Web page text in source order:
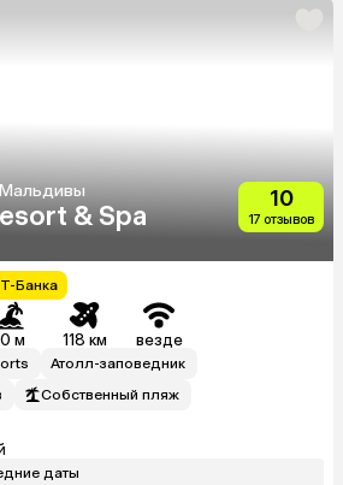
& Spa
10
17 отзывов
Банка
м 118 км везде
Атолл-заповедник
Собственный пляж
даты